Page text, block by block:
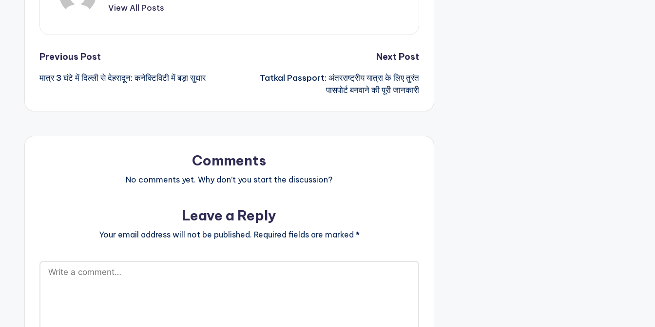
View All Posts
Post
navigation
Previous Post
मात्र 3 घंटे में दिल्ली से देहरादून: कनेक्टिविटी में बड़ा सुधार
Next Post
Tatkal Passport: अंतरराष्ट्रीय यात्रा के लिए तुरंत
पासपोर्ट बनवाने की पूरी जानकारी
Comments
No comments yet. Why don’t you start the discussion?
Leave a Reply
Your email address will not be published. Required fields are marked *